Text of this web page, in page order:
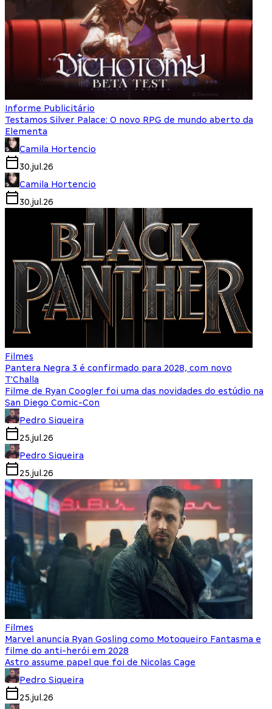
Informe Publicitário
Testamos Silver Palace: O novo RPG de mundo aberto da
Elementa
Camila Hortencio
30.jul.26
Camila Hortencio
30.jul.26
Filmes
Pantera Negra 3 é confirmado para 2028, com novo
T'Challa
Filme de Ryan Coogler foi uma das novidades do estúdio na
San Diego Comic-Con
Pedro Siqueira
25.jul.26
Pedro Siqueira
25.jul.26
Filmes
Marvel anuncia Ryan Gosling como Motoqueiro Fantasma e
filme do anti-herói em 2028
Astro assume papel que foi de Nicolas Cage
Pedro Siqueira
25.jul.26